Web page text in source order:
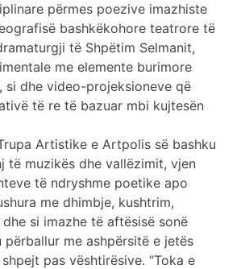
përmes poezive imazhiste
bashkëkohore teatrore të
të Shpëtim Selmanit,
me elemente burimore
si dhe video-projeksioneve që
të re të bazuar mbi kujtesën
Artistike e Artpolis së bashku
të muzikës dhe vallëzimit, vjen
të ndryshme poetike apo
me dhimbje, kushtrim,
si imazhe të aftësisë sonë
përballur me ashpërsitë e jetës
pas vështirësive. “Toka e